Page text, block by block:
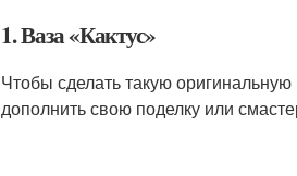
1. Ваза «Кактус»
Чтобы сделать такую
дополнить свою поделку или